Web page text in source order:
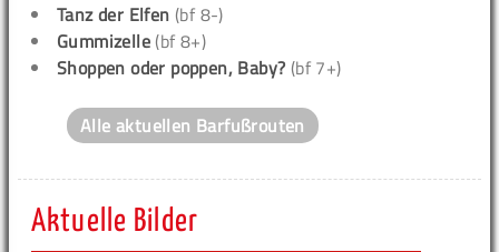
Tanz der Elfen (bf 8-)
Gummizelle (bf 8+)
Shoppen oder poppen, Baby? (bf 7+)
Alle aktuellen Barfußrouten
Aktuelle Bilder